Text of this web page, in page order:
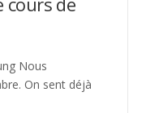
Nous
On sent déjà